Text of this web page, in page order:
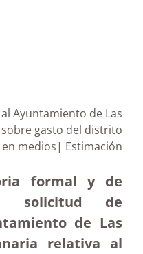
Ayuntamiento de Las
gasto del distrito
medios| Estimación
formal y de
solicitud de
de Las
relativa al